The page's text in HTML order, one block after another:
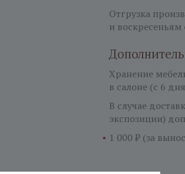
Отгрузка
и воскресеньям
Хранение
в салоне (с 6
В случае
экспозиции)
1 000 ₽ (за